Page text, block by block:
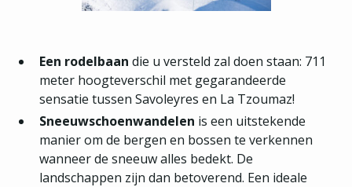
Een rodelbaan die u versteld zal doen staan: 711
meter hoogteverschil met gegarandeerde
sensatie tussen Savoleyres en La Tzoumaz!
Sneeuwschoenwandelen is een uitstekende
manier om de bergen en bossen te verkennen
wanneer de sneeuw alles bedekt. De
landschappen zijn dan betoverend. Een ideale